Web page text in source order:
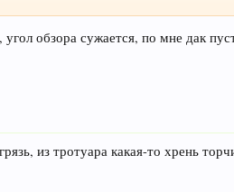
угол обзора сужается, по мне дак
из тротуара какая-то хрень